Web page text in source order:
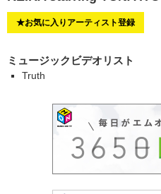
★お気に入りアーティスト登録
ミュージックビデオリスト
Truth